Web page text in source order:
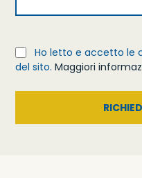
Ho letto e accetto le
del sito.Maggiori